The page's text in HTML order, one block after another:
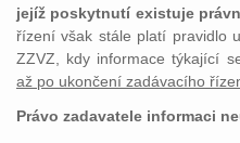
jejíž poskytnutí existuje
řízení však stále platí pravidlo
ZZVZ, kdy informace týkající
až po ukončení zadávacího
Právo zadavatele informaci